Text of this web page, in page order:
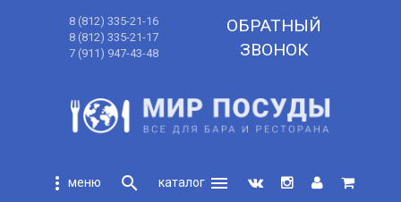
8 (812) 335-21-16
8 (812) 335-21-17
7 (911) 947-43-48
ОБРАТНЫЙ
ЗВОНОК
more_vert search
menu